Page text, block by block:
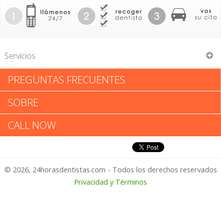
Servicios
Grazyna B Zielinska
Grazyna B Zielinska: Califica tu
Experiencia
1 – No Feliz
PREGUNTAS FRECUENTES
SOBRE
CALL NOW
© 2026, 24horasdentistas.com - Todos los derechos reservados
Privacidad y Términos